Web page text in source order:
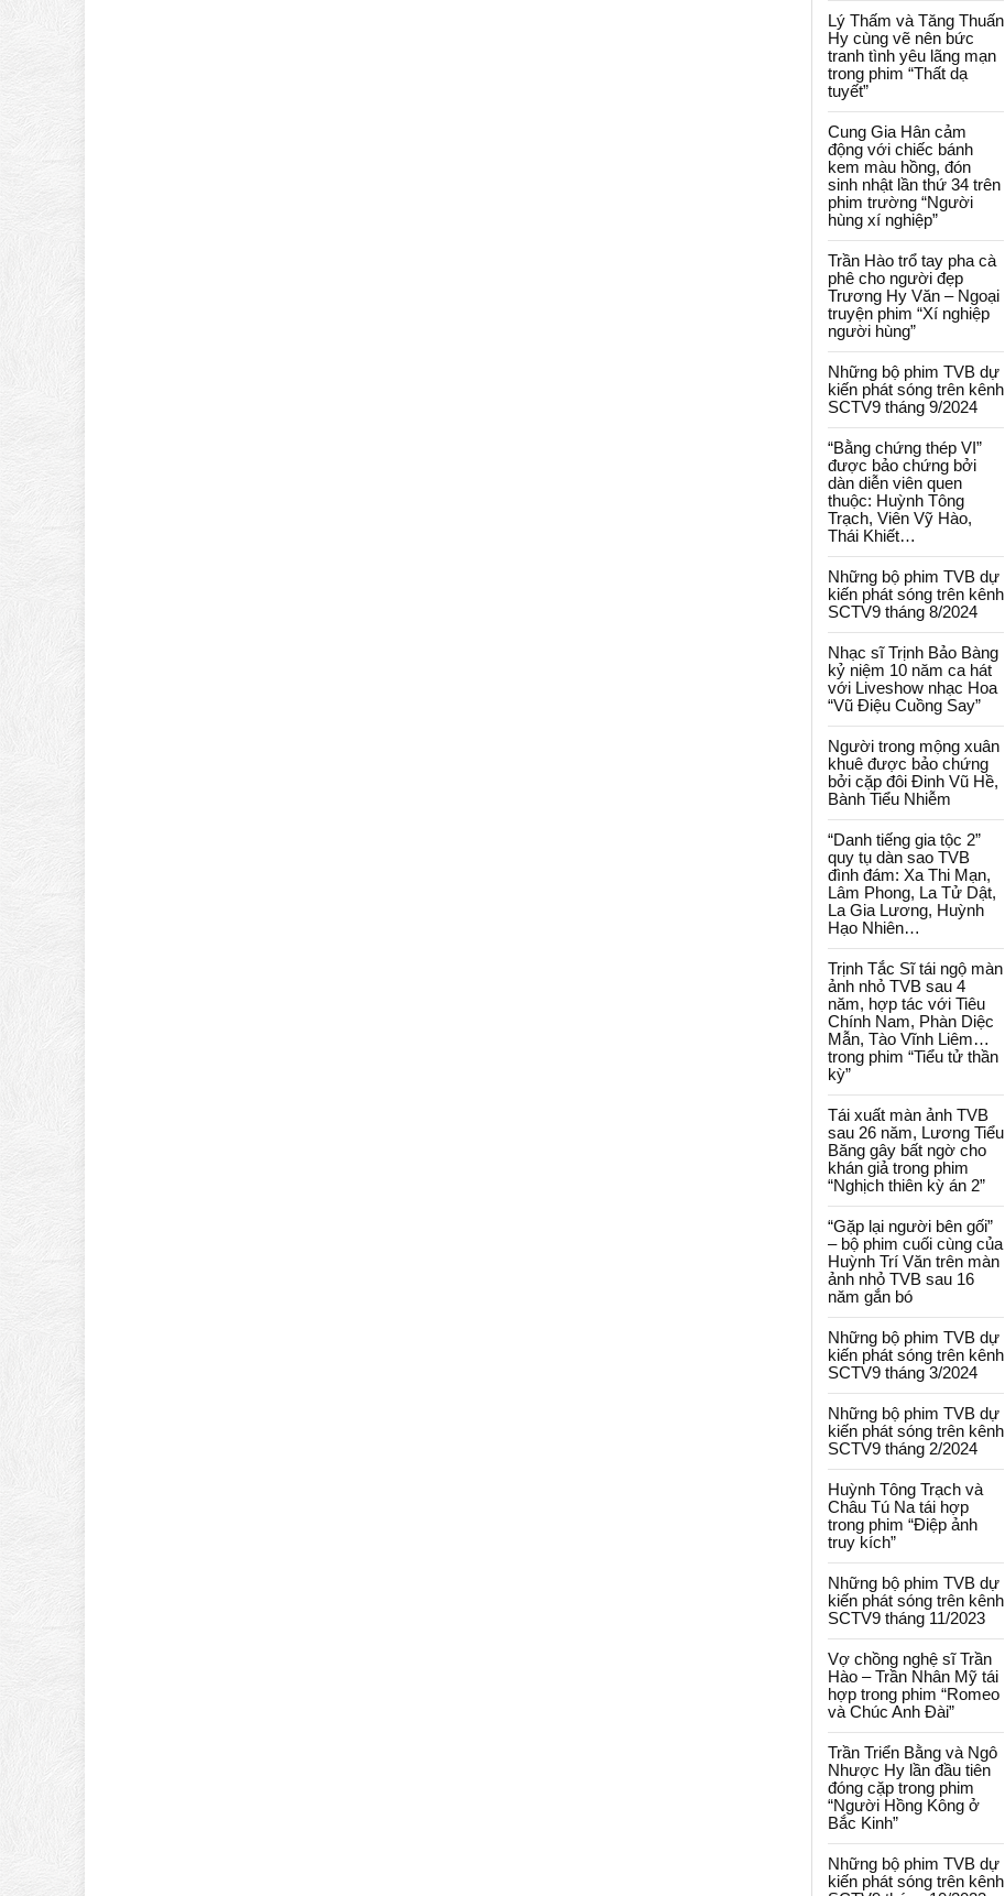
Lý Thấm và Tăng Thuấn
Hy cùng vẽ nên bức
tranh tình yêu lãng mạn
trong phim “Thất dạ
tuyết”
Cung Gia Hân cảm
động với chiếc bánh
kem màu hồng, đón
sinh nhật lần thứ 34 trên
phim trường “Người
hùng xí nghiệp”
Trần Hào trổ tay pha cà
phê cho người đẹp
Trương Hy Văn – Ngoại
truyện phim “Xí nghiệp
người hùng”
Những bộ phim TVB dự
kiến phát sóng trên kênh
SCTV9 tháng 9/2024
“Bằng chứng thép VI”
được bảo chứng bởi
dàn diễn viên quen
thuộc: Huỳnh Tông
Trạch, Viên Vỹ Hào,
Thái Khiết…
Những bộ phim TVB dự
kiến phát sóng trên kênh
SCTV9 tháng 8/2024
Nhạc sĩ Trịnh Bảo Bàng
kỷ niệm 10 năm ca hát
với Liveshow nhạc Hoa
“Vũ Điệu Cuồng Say”
Người trong mộng xuân
khuê được bảo chứng
bởi cặp đôi Đinh Vũ Hề,
Bành Tiểu Nhiễm
“Danh tiếng gia tộc 2”
quy tụ dàn sao TVB
đình đám: Xa Thi Mạn,
Lâm Phong, La Tử Dật,
La Gia Lương, Huỳnh
Hạo Nhiên…
Trịnh Tắc Sĩ tái ngộ màn
ảnh nhỏ TVB sau 4
năm, hợp tác với Tiêu
Chính Nam, Phàn Diệc
Mẫn, Tào Vĩnh Liêm…
trong phim “Tiểu tử thần
kỳ”
Tái xuất màn ảnh TVB
sau 26 năm, Lương Tiểu
Băng gây bất ngờ cho
khán giả trong phim
“Nghịch thiên kỳ án 2”
“Gặp lại người bên gối”
– bộ phim cuối cùng của
Huỳnh Trí Văn trên màn
ảnh nhỏ TVB sau 16
năm gắn bó
Những bộ phim TVB dự
kiến phát sóng trên kênh
SCTV9 tháng 3/2024
Những bộ phim TVB dự
kiến phát sóng trên kênh
SCTV9 tháng 2/2024
Huỳnh Tông Trạch và
Châu Tú Na tái hợp
trong phim “Điệp ảnh
truy kích”
Những bộ phim TVB dự
kiến phát sóng trên kênh
SCTV9 tháng 11/2023
Vợ chồng nghệ sĩ Trần
Hào – Trần Nhân Mỹ tái
hợp trong phim “Romeo
và Chúc Anh Đài”
Trần Triển Bằng và Ngô
Nhược Hy lần đầu tiên
đóng cặp trong phim
“Người Hồng Kông ở
Bắc Kinh”
Những bộ phim TVB dự
kiến phát sóng trên kênh